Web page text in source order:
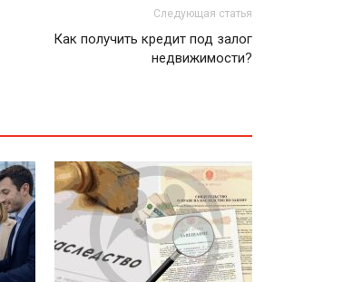
Следующая статья
Как получить кредит под залог
недвижимости?